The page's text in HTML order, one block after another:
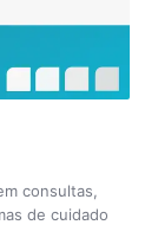
consultas,
de cuidado